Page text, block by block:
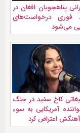
پناهجویان افغان در
فوری درخواست‌های
می‌شود
کاخ سفید در جنگ
آمریکایی به سوء
آهنگش اعتراض کرد